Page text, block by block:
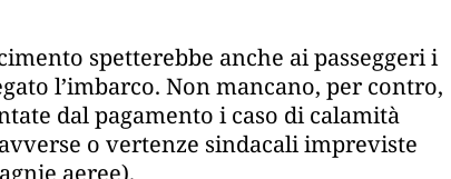
spetterebbe anche ai passeggeri i
l’imbarco. Non mancano, per contro,
dal pagamento i caso di calamità
o vertenze sindacali impreviste